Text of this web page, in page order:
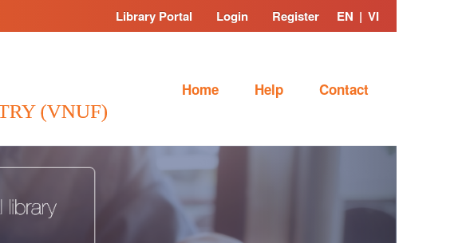
Library Portal Login Register EN | VI
Home Help Contact